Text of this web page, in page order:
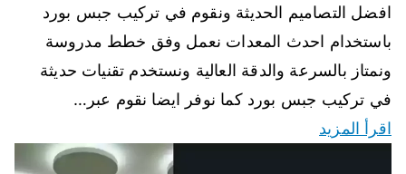
افضل التصاميم الحديثة ونقوم في تركيب جبس بورد
باستخدام احدث المعدات نعمل وفق خطط مدروسة
ونمتاز بالسرعة والدقة العالية ونستخدم تقنيات حديثة
في تركيب جبس بورد كما نوفر ايضا نقوم عبر…
اقرأ المزيد